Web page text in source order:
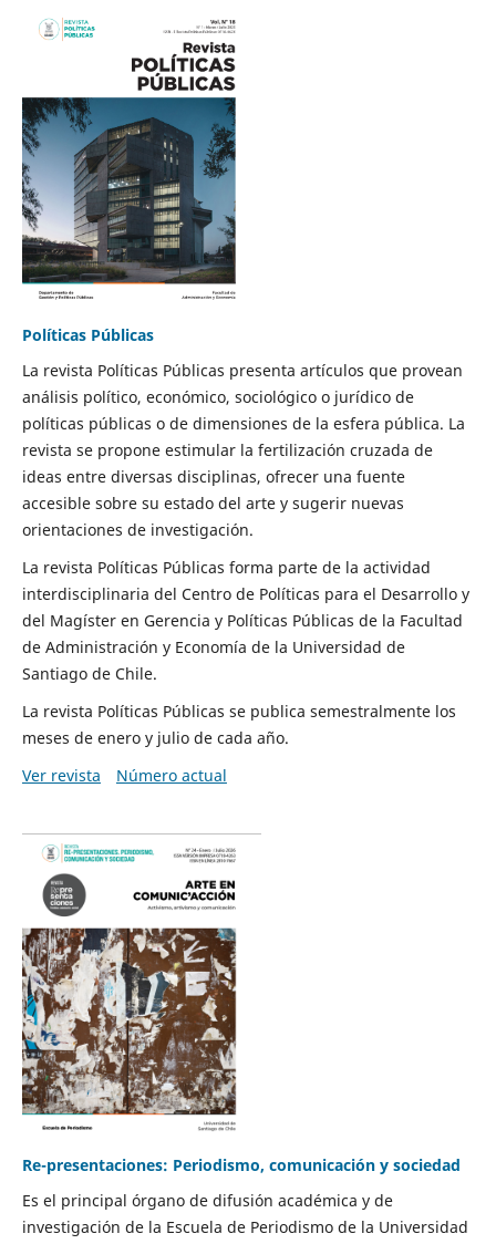
Políticas Públicas
La revista Políticas Públicas presenta artículos que provean
análisis político, económico, sociológico o jurídico de
políticas públicas o de dimensiones de la esfera pública. La
revista se propone estimular la fertilización cruzada de
ideas entre diversas disciplinas, ofrecer una fuente
accesible sobre su estado del arte y sugerir nuevas
orientaciones de investigación.
La revista Políticas Públicas forma parte de la actividad
interdisciplinaria del Centro de Políticas para el Desarrollo y
del Magíster en Gerencia y Políticas Públicas de la Facultad
de Administración y Economía de la Universidad de
Santiago de Chile.
La revista Políticas Públicas se publica semestralmente los
meses de enero y julio de cada año.
Ver revista
Número actual
Re-presentaciones: Periodismo, comunicación y sociedad
Es el principal órgano de difusión académica y de
investigación de la Escuela de Periodismo de la Universidad